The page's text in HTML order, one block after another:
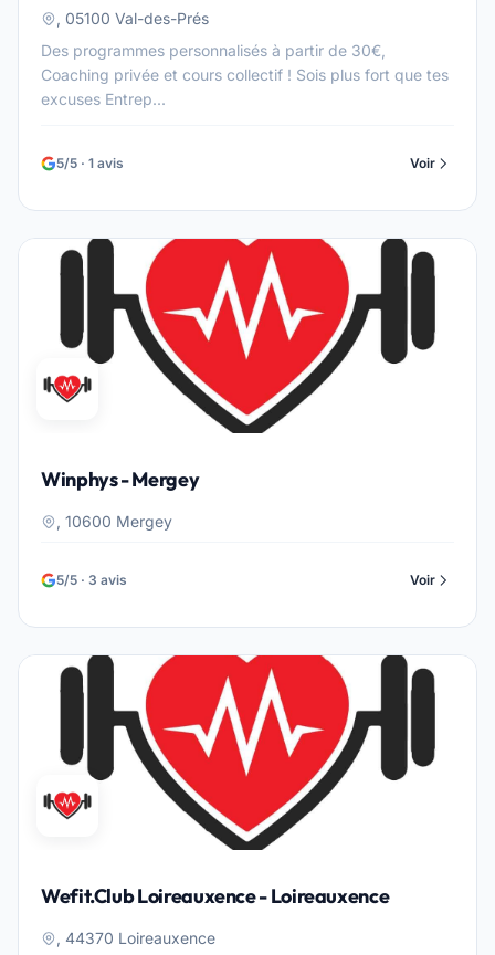
, 05100 Val-des-Prés
Des programmes personnalisés à partir de 30€,
Coaching privée et cours collectif ! Sois plus fort que tes
excuses Entrep...
5/5 · 1 avis Voir
Winphys - Mergey
, 10600 Mergey
5/5 · 3 avis Voir
Wefit.Club Loireauxence - Loireauxence
, 44370 Loireauxence